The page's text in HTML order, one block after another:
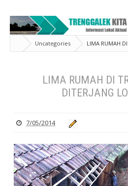
Uncategories
LIMA RUMAH
LONGSOR
LIMA RUMAH DI
DITERJANG
7/05/2014